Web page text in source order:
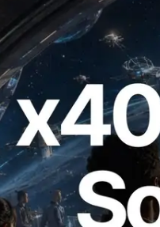
Solana RPC —
der KI-Agenten